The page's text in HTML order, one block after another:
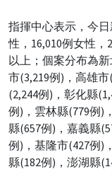
指揮中心表示，今日
性，16,010例女性
以上；個案分布為
市(3,219例)，高雄
(2,244例)，彰化縣
例)，雲林縣(779例)
縣(657例)，嘉義縣
例)，基隆市(427例)
縣(182例)，澎湖縣